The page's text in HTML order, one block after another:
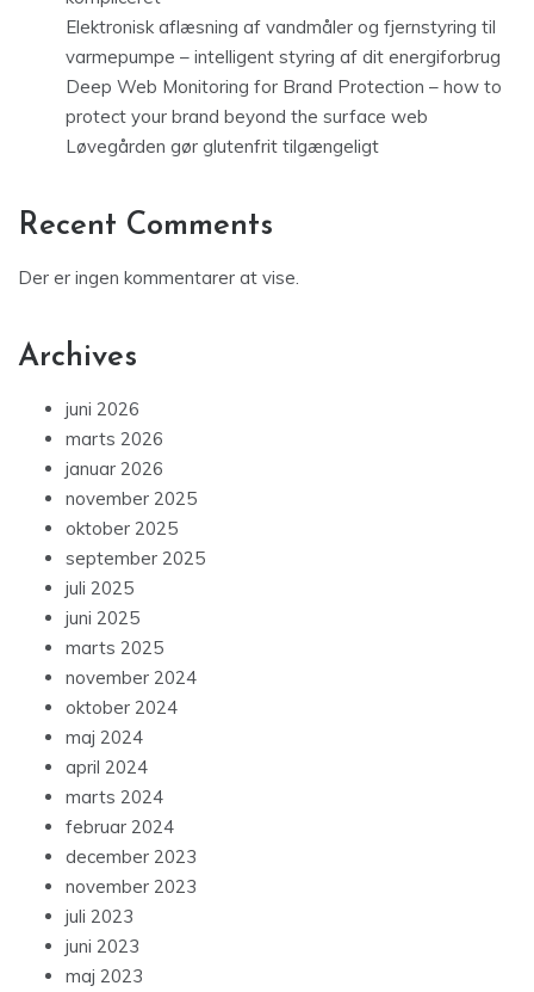
Elektronisk aflæsning af vandmåler og fjernstyring til
varmepumpe – intelligent styring af dit energiforbrug
Deep Web Monitoring for Brand Protection – how to
protect your brand beyond the surface web
Løvegården gør glutenfrit tilgængeligt
Recent Comments
Der er ingen kommentarer at vise.
Archives
juni 2026
marts 2026
januar 2026
november 2025
oktober 2025
september 2025
juli 2025
juni 2025
marts 2025
november 2024
oktober 2024
maj 2024
april 2024
marts 2024
februar 2024
december 2023
november 2023
juli 2023
juni 2023
maj 2023